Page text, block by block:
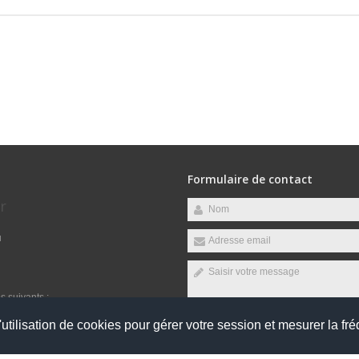
de cookies pour gérer votre session et mesurer la
suivants :
Formulaire de contact